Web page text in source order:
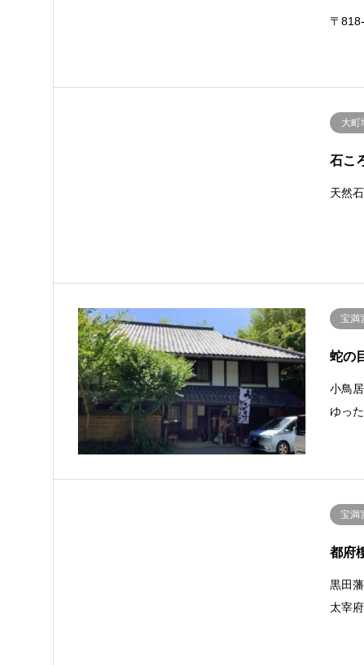
〒
大町
石こ
天然
宝満
蛇の
小鳥
ゆっ
宝満
都府
黒田
太宰